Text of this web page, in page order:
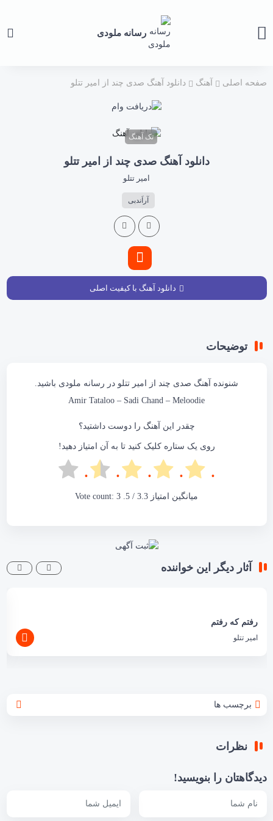
رسانه ملودی
صفحه اصلی آهنگ دانلود آهنگ صدی چند از امیر تتلو
تک آهنگ
دانلود آهنگ صدی چند از امیر تتلو
امیر تتلو
آراَندبی
دانلود آهنگ با کیفیت اصلی
توضیحات
شنونده آهنگ صدی چند از امیر تتلو در رسانه ملودی باشید.
Amir Tataloo – Sadi Chand – Meloodie
چقدر این آهنگ را دوست داشتید؟
روی یک ستاره کلیک کنید تا به آن امتیاز دهید!
میانگین امتیاز 3.3
/ 5. Vote count:
3
آثار دیگر این خواننده
رفتم که رفتم
امیر تتلو
برچسب ها
نظرات
دیدگاهتان را بنویسید!